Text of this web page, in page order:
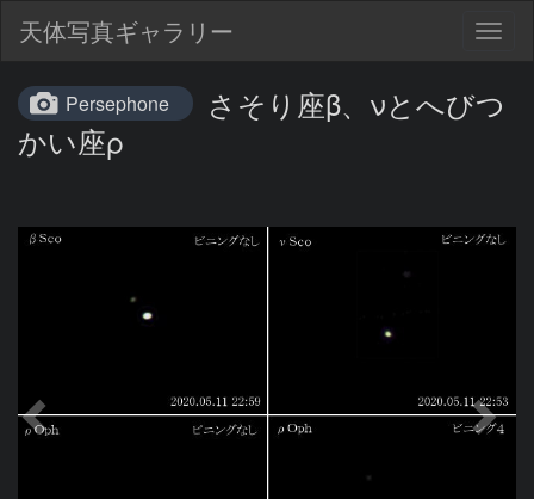
天体写真ギャラリー
Persephone
さそり座β、νとへびつ
かい座ρ